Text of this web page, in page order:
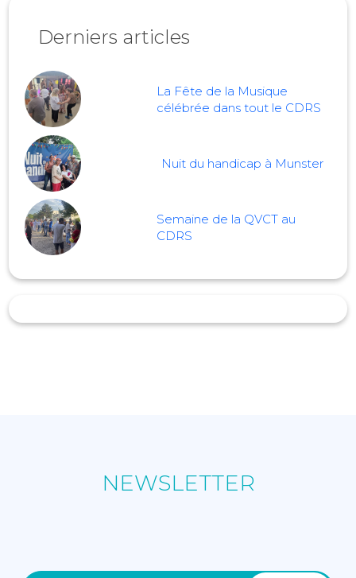
Derniers articles
La Fête de la Musique
célébrée dans tout le CDRS
Nuit du handicap à Munster
Semaine de la QVCT au
CDRS
NEWSLETTER